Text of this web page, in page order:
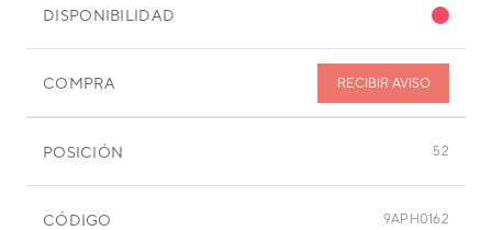
DISPONIBILIDAD
COMPRA RECIBIR AVISO
POSICIÓN 52
CÓDIGO 9APH0162